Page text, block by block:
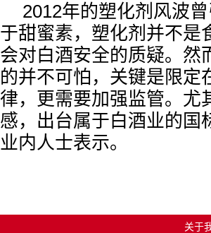
2012年的塑化剂风波
于甜蜜素，塑化剂并不是
会对白酒安全的质疑。然
的并不可怕，关键是限定
律，更需要加强监管。尤
感，出台属于白酒业的国
业内人士表示。
关于